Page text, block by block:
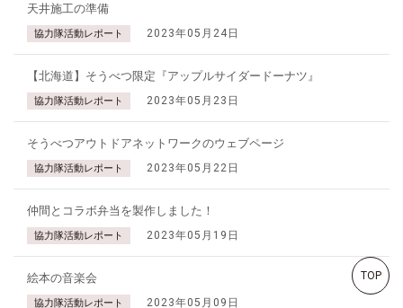
天井施工の準備
協力隊活動レポート 2023年05月24日
【北海道】そうべつ限定『アップルサイダードーナツ』
協力隊活動レポート 2023年05月23日
そうべつアウトドアネットワークのウェブページ
協力隊活動レポート 2023年05月22日
仲間とコラボ弁当を製作しました！
協力隊活動レポート 2023年05月19日
絵本の音楽会
協力隊活動レポート 2023年05月09日
TOP